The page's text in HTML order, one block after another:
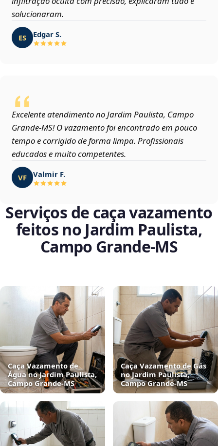
solucionaram.
ES Edgar S.
Excelente atendimento no Jardim Paulista, Campo
Grande‑MS! O vazamento foi encontrado em pouco
tempo e corrigido de forma limpa. Profissionais
educados e muito competentes.
VF Valmir F.
Serviços de caça vazamento
feitos no Jardim Paulista,
Campo Grande‑MS
Caça Vazamento de
Água no Jardim Paulista,
Campo Grande‑MS
Caça Vazamento de Gás
no Jardim Paulista,
Campo Grande‑MS